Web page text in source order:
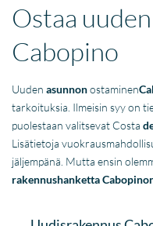
Ostaa
Cabopino
Uudenasunnonostaminen
tarkoituksia. Ilmeisin syy on
puolestaan valitsevat Costa
Lisätietoja
jäljempänä. Mutta ensin
rakennushanketta